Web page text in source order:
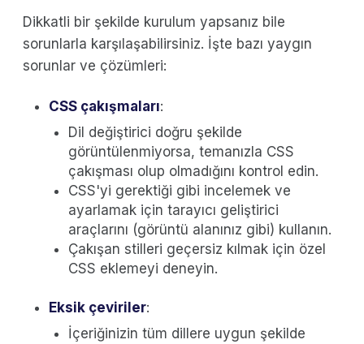
Dikkatli bir şekilde kurulum yapsanız bile
sorunlarla karşılaşabilirsiniz. İşte bazı yaygın
sorunlar ve çözümleri:
CSS çakışmaları:
Dil değiştirici doğru şekilde
görüntülenmiyorsa, temanızla CSS
çakışması olup olmadığını kontrol edin.
CSS'yi gerektiği gibi incelemek ve
ayarlamak için tarayıcı geliştirici
araçlarını (görüntü alanınız gibi) kullanın.
Çakışan stilleri geçersiz kılmak için özel
CSS eklemeyi deneyin.
Eksik çeviriler:
İçeriğinizin tüm dillere uygun şekilde